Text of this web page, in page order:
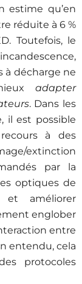
estime qu’en
réduite à 6 %
Toutefois, le
à décharge ne
adapter
. Dans les
il est possible
à des
extinction
par la
optiques de
et améliorer
englober
entre
entendu, cela
protocoles